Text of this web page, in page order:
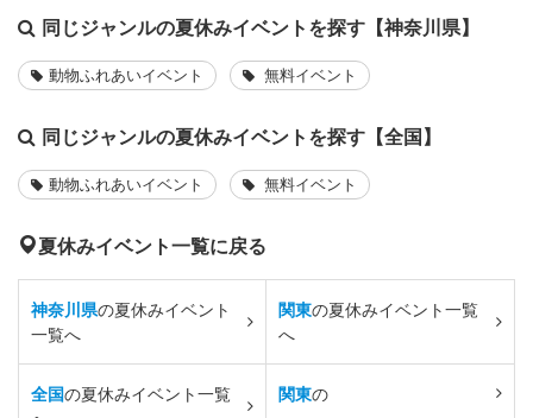
同じジャンルの夏休みイベントを探す【神奈川県】
動物ふれあいイベント 無料イベント
同じジャンルの夏休みイベントを探す【全国】
動物ふれあいイベント 無料イベント
夏休みイベント一覧に戻る
神奈川県の夏休みイベント
一覧へ
関東の夏休みイベント一覧
へ
全国の夏休みイベント一覧
関東の